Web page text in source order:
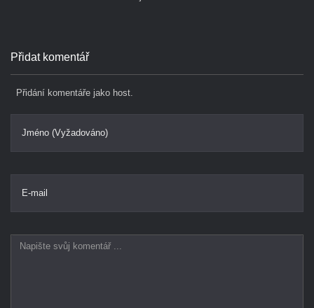
Přidat komentář
Přidání komentáře jako host.
Jméno (Vyžadováno)
E-mail